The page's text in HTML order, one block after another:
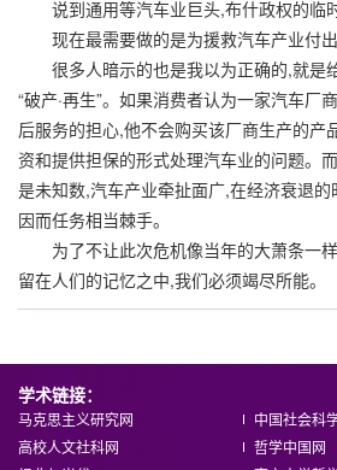
说到通用等汽车业巨头,布什政权的临时
现在最需要做的是为援救汽车产业付出
很多人暗示的也是我以为正确的,就是
“破产·再生”。如果消费者认为一家汽车厂
后服务的担心,他不会购买该厂商生产的产
资和提供担保的形式处理汽车业的问题。
是未知数,汽车产业牵扯面广,在经济衰退
因而任务相当棘手。
为了不让此次危机像当年的大萧条一
留在人们的记忆之中,我们必须竭尽所能。
学术链接：
马克思主义研究网
中国社会科
高校人文社科网
哲学中国网